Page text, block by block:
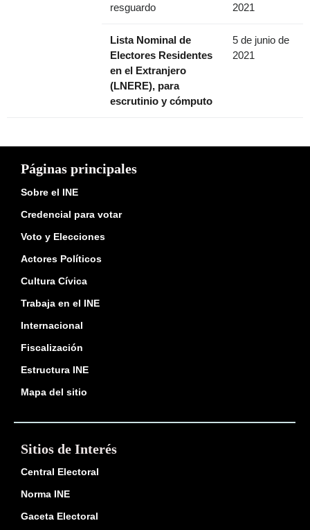
resguardo
2021
Lista Nominal de
Electores Residentes
en el Extranjero
(LNERE), para
escrutinio y cómputo
5 de junio de
2021
Páginas principales
Sobre el INE
Credencial para votar
Voto y Elecciones
Actores Políticos
Cultura Cívica
Trabaja en el INE
Internacional
Fiscalización
Estructura INE
Mapa del sitio
Sitios de Interés
Central Electoral
Norma INE
Gaceta Electoral